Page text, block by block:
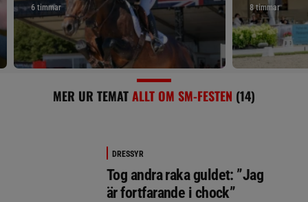
6 timmar 8 timmar
MER UR TEMATALLT OM SM-FESTEN (14)
DRESSYR
Tog andra raka guldet: ”Jag
är fortfarande i chock”